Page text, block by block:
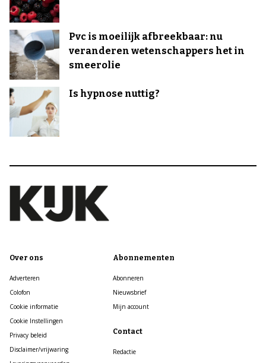
Pvc is moeilijk afbreekbaar: nu
veranderen wetenschappers het in
smeerolie
Is hypnose nuttig?
Over ons
Adverteren
Colofon
Cookie informatie
Cookie Instellingen
Privacy beleid
Disclaimer/vrijwaring
Abonnementen
Abonneren
Nieuwsbrief
Mijn account
Contact
Redactie